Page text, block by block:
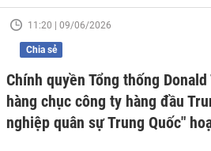
11:20 | 09/06/2026
Chia sẻ
Chính quyền Tổng thống
hàng chục công ty hàng đầu
nghiệp quân sự Trung Quốc"